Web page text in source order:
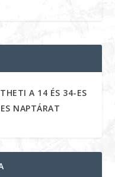
A 14 ÉS 34-ES
NAPTÁRAT